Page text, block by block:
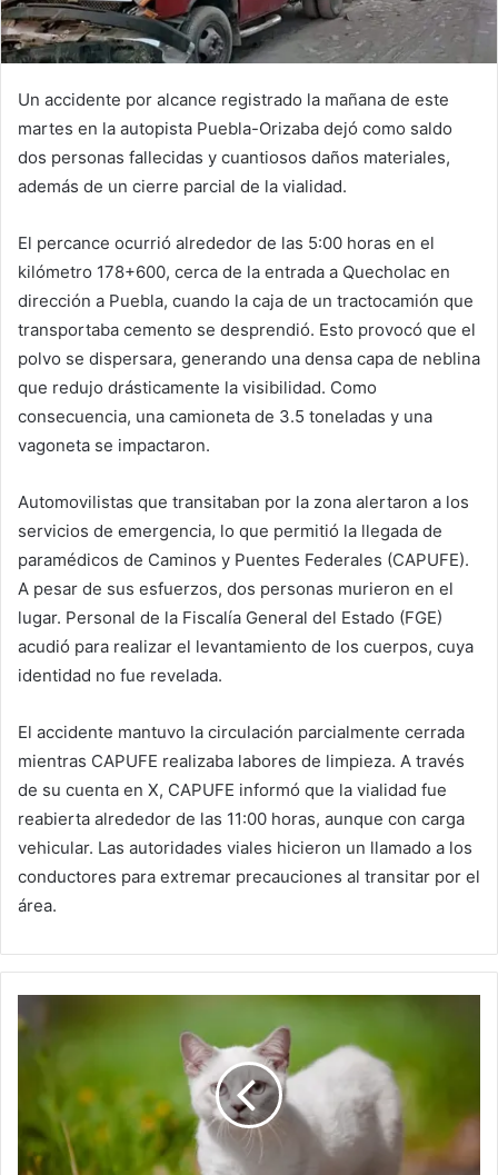
Un accidente por alcance registrado la mañana de este
martes en la autopista Puebla-Orizaba dejó como saldo
dos personas fallecidas y cuantiosos daños materiales,
además de un cierre parcial de la vialidad.
El percance ocurrió alrededor de las 5:00 horas en el
kilómetro 178+600, cerca de la entrada a Quecholac en
dirección a Puebla, cuando la caja de un tractocamión que
transportaba cemento se desprendió. Esto provocó que el
polvo se dispersara, generando una densa capa de neblina
que redujo drásticamente la visibilidad. Como
consecuencia, una camioneta de 3.5 toneladas y una
vagoneta se impactaron.
Automovilistas que transitaban por la zona alertaron a los
servicios de emergencia, lo que permitió la llegada de
paramédicos de Caminos y Puentes Federales (CAPUFE).
A pesar de sus esfuerzos, dos personas murieron en el
lugar. Personal de la Fiscalía General del Estado (FGE)
acudió para realizar el levantamiento de los cuerpos, cuya
identidad no fue revelada.
El accidente mantuvo la circulación parcialmente cerrada
mientras CAPUFE realizaba labores de limpieza. A través
de su cuenta en X, CAPUFE informó que la vialidad fue
reabierta alrededor de las 11:00 horas, aunque con carga
vehicular. Las autoridades viales hicieron un llamado a los
conductores para extremar precauciones al transitar por el
área.